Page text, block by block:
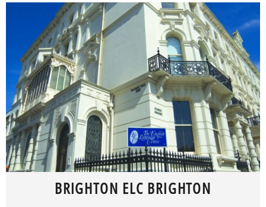
BRIGHTON ELC BRIGHTON